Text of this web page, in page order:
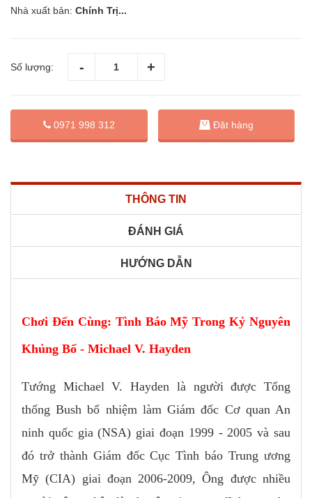
Nhà xuất bản: Chính Trị...
Số lượng:
0971 998 312 Đặt hàng
THÔNG TIN
ĐÁNH GIÁ
HƯỚNG DẪN
Chơi Đến Cùng: Tình Báo Mỹ Trong Kỷ Nguyên
Khủng Bố - Michael V. Hayden
Tướng Michael V. Hayden là người được Tổng
thống Bush bổ nhiệm làm Giám đốc Cơ quan An
ninh quốc gia (NSA) giai đoạn 1999 - 2005 và sau
đó trở thành Giám đốc Cục Tình báo Trung ương
Mỹ (CIA) giai đoạn 2006-2009, Ông được nhiều